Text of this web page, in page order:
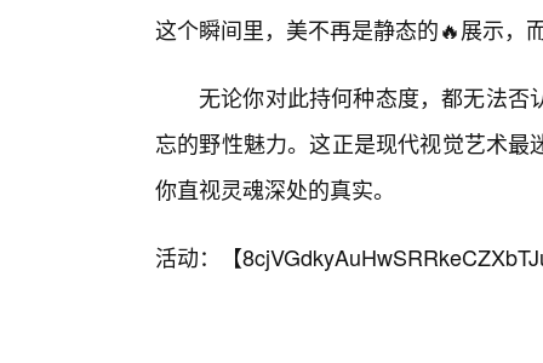
这个瞬间里，美不再是静态的🔥展示，
无论你对此持何种态度，都无法
忘的野性魅力。这正是现代视觉艺术
你直视灵魂深处的真实。
活动：【